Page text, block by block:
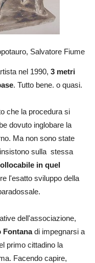
Salvatore Fiume
nel 1990, 3 metri
. Tutto bene. o quasi.
che la procedura si
dovuto inglobare la
Ma non sono state
sulla stessa
in quel
l'esatto sviluppo della
dell'associazione,
Fontanadi impegnarsi a
primo cittadino la
Facendo capire,